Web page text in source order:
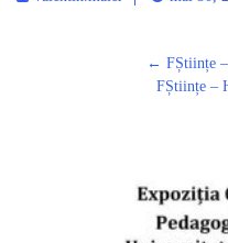
← FȘtiințe
FȘtiințe –